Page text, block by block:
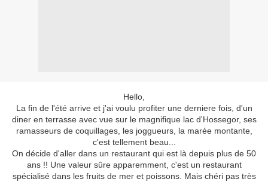
Hello,
La fin de l'été arrive et j'ai voulu profiter une derniere fois, d'un
diner en terrasse avec vue sur le magnifique lac d'Hossegor, ses
ramasseurs de coquillages, les joggueurs, la marée montante,
c'est tellement beau...
On décide d'aller dans un restaurant qui est là depuis plus de 50
ans !! Une valeur sûre apparemment, c'est un restaurant
spécialisé dans les fruits de mer et poissons. Mais chéri pas très